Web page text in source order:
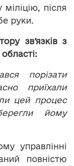
після
руки.
зв’язків з
порізати
приїхали
цей процес
йому
управлінні
повністю